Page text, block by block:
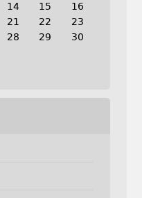
14 15
16
21 22
23
28 29
30